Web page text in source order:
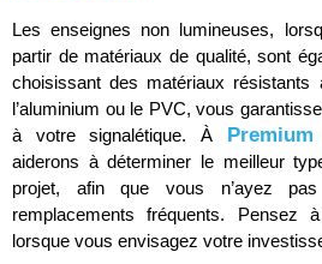
Les enseignes non lumineuses,
partir de matériaux de qualité, sont
choisissant des matériaux résistants
l’aluminium ou le PVC, vous
à votre signalétique. À
aiderons à déterminer le meilleur
projet, afin que vous n’ayez
remplacements fréquents. Pensez
lorsque vous envisagez votre